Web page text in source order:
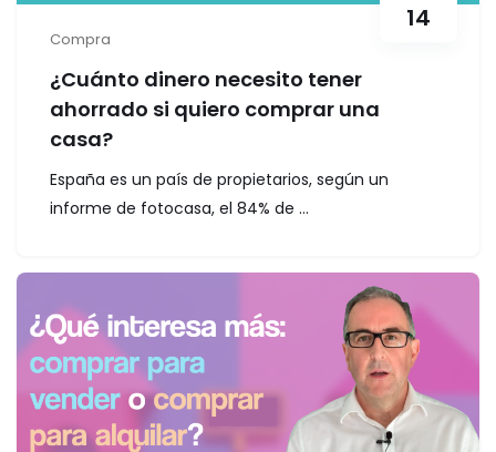
14
Compra
¿Cuánto dinero necesito tener
ahorrado si quiero comprar una
casa?
España es un país de propietarios, según un
informe de fotocasa, el 84% de ...